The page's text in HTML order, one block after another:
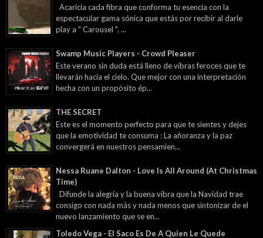
Acaricia cada fibra que conforma tu esencia con la
espectacular gama sónica que estás por recibir al darle
play a " Carousel ", ...
Swamp Music Players - Crowd Pleaser
Este verano sin duda está lleno de vibras feroces que te
llevarán hacia el cielo. Que mejor con una interpretación
hecha con un propósito ép...
THE SECRET
Este es el momento perfecto para que te sientes y dejes
que la emotividad te consuma : La añoranza y la paz
convergerá en nuestros pensamien...
Nessa Ruane Dalton - Love Is All Around (At Christmas
Time)
Difunde la alegría y la buena vibra que la Navidad trae
consigo con nada más y nada menos que sintonizar de el
nuevo lanzamiento que se en...
Toledo Vega - El Saco Es De A Quien Le Quede